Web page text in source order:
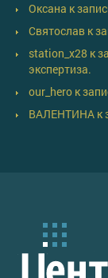
Оксана к
Святослав к
station_x28 к
экспертиза.
our_hero к
ВАЛЕНТИНА к